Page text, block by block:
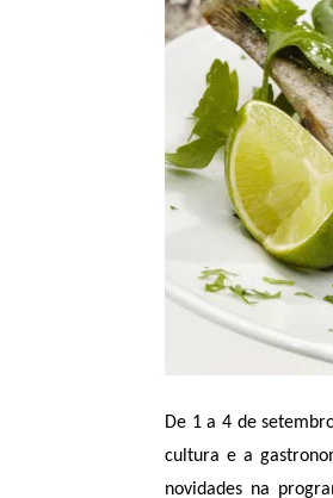
De 1 a 4 de
cultura e a
novidades na